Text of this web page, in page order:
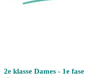
2e klasse Dames - 1e fase